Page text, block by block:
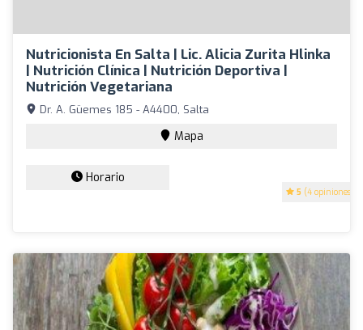
Nutricionista En Salta | Lic. Alicia Zurita Hlinka
| Nutrición Clínica | Nutrición Deportiva |
Nutrición Vegetariana
5 (4 opiniones)
Dr. A. Güemes 185 - A4400, Salta
Mapa
Horario